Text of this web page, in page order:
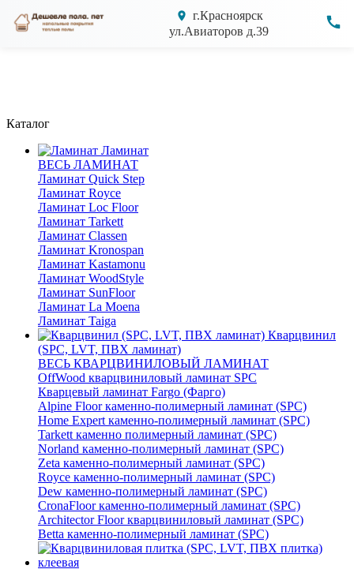
г.Красноярск
ул.Авиаторов д.39
Каталог
Ламинат
ВЕСЬ ЛАМИНАТ
Ламинат Quick Step
Ламинат Royce
Ламинат Loc Floor
Ламинат Tarkett
Ламинат Classen
Ламинат Kronospan
Ламинат Kastamonu
Ламинат WoodStyle
Ламинат SunFloor
Ламинат La Moena
Ламинат Taiga
Кварцвинил
(SPC, LVT, ПВХ ламинат)
ВЕСЬ КВАРЦВИНИЛОВЫЙ ЛАМИНАТ
OffWood кварцвиниловый ламинат SPC
Кварцевый ламинат Fargo (Фарго)
Alpine Floor каменно-полимерный ламинат (SPC)
Home Expert каменно-полимерный ламинат (SPC)
Tarkett каменно полимерный ламинат (SPC)
Norland каменно-полимерный ламинат (SPC)
Zeta каменно-полимерный ламинат (SPC)
Royce каменно-полимерный ламинат (SPC)
Dew каменно-полимерный ламинат (SPC)
CronaFloor каменно-полимерный ламинат (SPC)
Architector Floor кварцвиниловый ламинат (SPC)
Betta каменно-полимерный ламинат (SPC)